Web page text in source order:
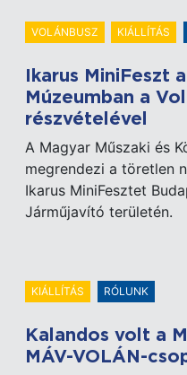
VOLÁNBUSZ KIÁLLÍTÁS
Ikarus MiniFeszt
Múzeumban a
részvételével
A Magyar Műszaki és
megrendezi a töretlen
Ikarus MiniFesztet
Járműjavító területén.
KIÁLLÍTÁS RÓLUNK
Kalandos volt a
MÁV-VOLÁN-